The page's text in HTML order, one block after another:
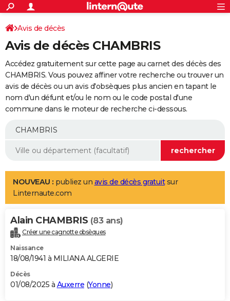
ACTUALITÉS
Politique
Société
Faits Divers
Education
Monde
Villes
+
SPORT
Coupe du monde 2026
Football
Tennis
Cyclisme
Rugby
Forum
Programme TV
TNT
Streaming
Cinéma
Sorties cinéma
Musique
+
FINANCE
Retraite
Epargne
Immobilier
Risques naturels par ville
Banque
Assurance
AUTO
Essais
Réserver un essai
Citadines
Berlines
SUV
Forum auto
+
Mobiles
Meilleur smartphone
Internet
Ordinateurs
Jeux vidéo
Guide high-tech
Aménagement intérieur
LIFESTYLE
Art de vivre
Bien-être
Loisirs
Mode
Modes de vie
Alimentation
Guide de la santé
Maladies
Médicaments
Sommeil
VOYAGE
Destinations
City break
Voyage nature
Voyage de noces
Forum
Climat
+PHOTO
GUIDES D'ACHAT
BONS PLANS
Avis de décès
Avis de décès CHAMBRIS
Accédez gratuitement sur cette page au carnet des décès des
CHAMBRIS. Vous pouvez affiner votre recherche ou trouver un
avis de décès ou un avis d'obsèques plus ancien en tapant le
nom d'un défunt et/ou le nom ou le code postal d'une
commune dans le moteur de recherche ci-dessous.
NOUVEAU : publiez un avis de décès gratuitsur
Linternaute.com
Alain CHAMBRIS (83 ans)
Créer une cagnotte obsèques
Naissance
18/08/1941 à MILIANA ALGERIE
Décès
01/08/2025 à Auxerre (Yonne)